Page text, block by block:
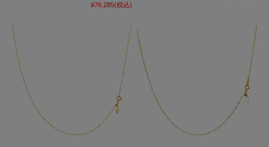
¥76,285(税込)